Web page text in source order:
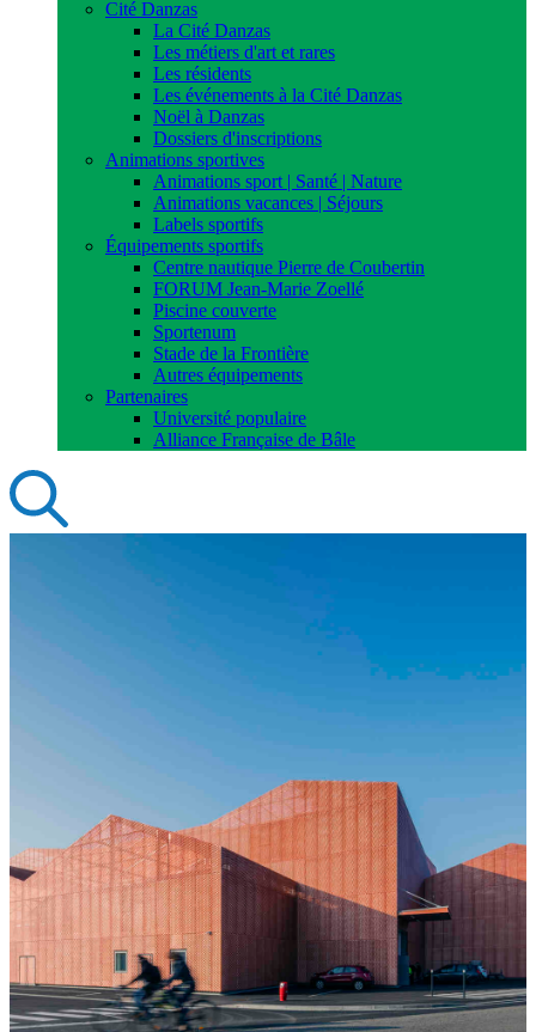
Cité Danzas
La Cité Danzas
Les métiers d'art et rares
Les résidents
Les événements à la Cité Danzas
Noël à Danzas
Dossiers d'inscriptions
Animations sportives
Animations sport | Santé | Nature
Animations vacances | Séjours
Labels sportifs
Équipements sportifs
Centre nautique Pierre de Coubertin
FORUM Jean-Marie Zoellé
Piscine couverte
Sportenum
Stade de la Frontière
Autres équipements
Partenaires
Université populaire
Alliance Française de Bâle